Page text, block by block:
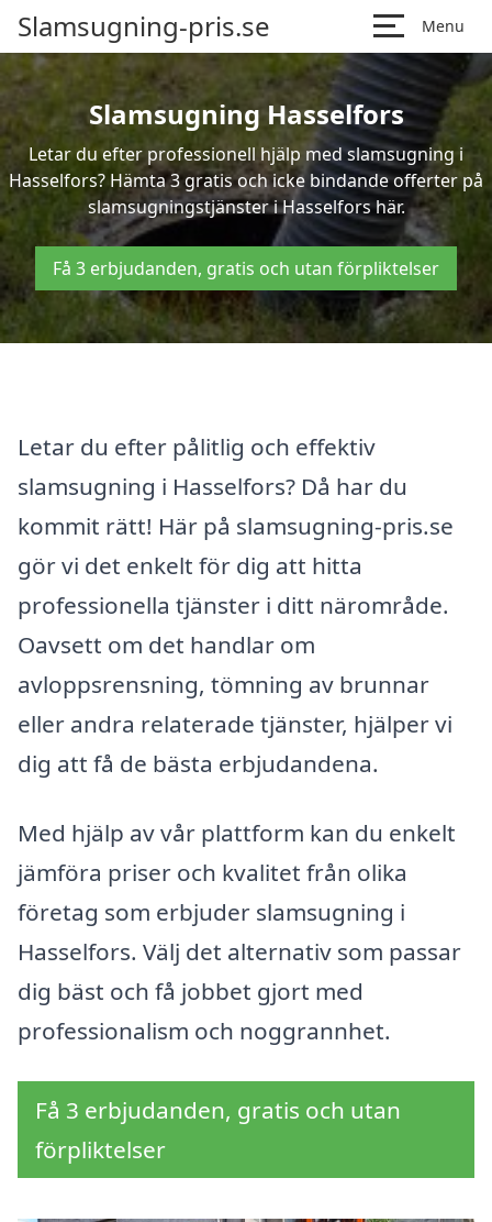
Slamsugning-pris.se Menu
Slamsugning Hasselfors
Letar du efter professionell hjälp med slamsugning i
Hasselfors? Hämta 3 gratis och icke bindande offerter på
slamsugningstjänster i Hasselfors här.
Få 3 erbjudanden, gratis och utan förpliktelser
Letar du efter pålitlig och effektiv
slamsugning i Hasselfors? Då har du
kommit rätt! Här på slamsugning-pris.se
gör vi det enkelt för dig att hitta
professionella tjänster i ditt närområde.
Oavsett om det handlar om
avloppsrensning, tömning av brunnar
eller andra relaterade tjänster, hjälper vi
dig att få de bästa erbjudandena.
Med hjälp av vår plattform kan du enkelt
jämföra priser och kvalitet från olika
företag som erbjuder slamsugning i
Hasselfors. Välj det alternativ som passar
dig bäst och få jobbet gjort med
professionalism och noggrannhet.
Få 3 erbjudanden, gratis och utan
förpliktelser